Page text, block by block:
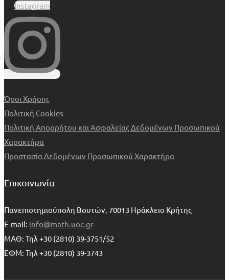
Instagram
Όροι Χρήσης
Πολιτική Cookies
Πολιτική Απορρήτου και Ασφαλείας Δεδομένων Προσωπικού
Χαρακτήρα
Προστασία Δεδομένων Προσωπικού Χαρακτήρα
Επικοινωνία
Πανεπιστημιούπολη Βουτών, 70013 Ηράκλειο Κρήτης
E-mail: info@math.uoc.gr
ΜΑΘ: Τηλ +30 (2810) 39-3751/52
ΕΦΜ: Τηλ +30 (2810) 39-3743